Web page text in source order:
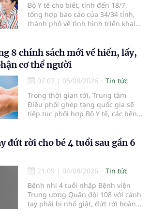
Bộ Y tế cho biết, tính đến 18/7,
tổng hợp báo cáo của 34/34 tỉnh,
thành phố về tình hình triển khai
nhận 32.286.360 người, chiếm gần
30% dân số cả nước đã được khám
sức khỏe định kỳ năm nay.
8 chính sách mới về hiến, lấy,
cơ thể người
07:07 | 05/08/2026
Tin tức
Trong thời gian tới, Trung tâm
Điều phối ghép tạng quốc gia sẽ
tiếp tục phối hợp Bộ Y tế, các bệnh
cường truyền thông, hoàn thiện
quy trình chuyên môn và hệ thống
hiến và ghép mô tạng.
đứt rời cho bé 4 tuổi sau gần 6
21:09 | 04/08/2026
Tin tức
Bệnh nhi 4 tuổi nhập Bệnh viện
Trung ương Quân đội 108 với cánh
tay phải bị nhổ giật, đứt rời hoàn